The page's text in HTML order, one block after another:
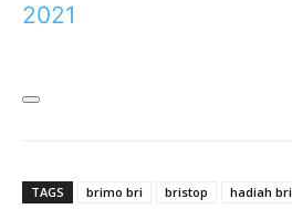
2021
TAGS brimo bri bristop hadiah bri